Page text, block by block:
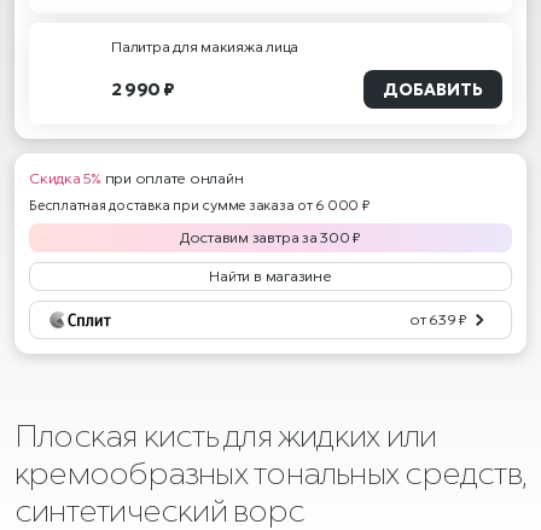
Палитра для макияжа лица
2 990 ₽ ДОБАВИТЬ
Скидка 5% при оплате онлайн
Бесплатная доставка при сумме заказа от 6 000 ₽
Доставим завтра за300 ₽
Найти в магазине
от 639 ₽
Плоская кисть для жидких или
кремообразных тональных средств,
синтетический ворс